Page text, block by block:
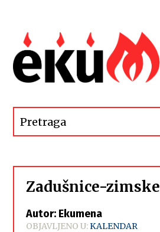
Zadušnice-zimske
Autor: Ekumena
OBJAVLJENO U:KALENDAR